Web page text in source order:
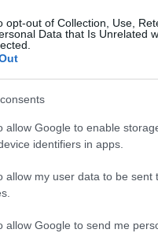
opt-out of Collection, Use,
Data that Is Unrelated
allow Google to enable
identifiers in apps.
allow my user data to be
allow Google to send me
báli ruhában
jelöli meg a
rózsaszín báli
színes
ruhákat viseltek,